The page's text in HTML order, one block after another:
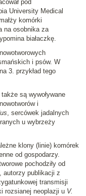
pod
University Medical
komórki
na osobnika za
białaczkę.
i psów. W
3. przykład tego
są wywoływane
i
, sercówek jadalnych
u wybrzeży
klony (linie) komórek
od gospodarzy.
pochodziły od
, autorzy publikacji z
transmisji
rozsianej neoplazji u V.